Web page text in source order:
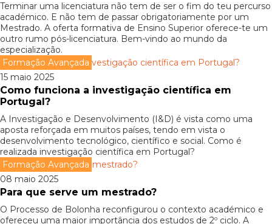
Terminar uma licenciatura não tem de ser o fim do teu percurso
académico. E não tem de passar obrigatoriamente por um
Mestrado. A oferta formativa de Ensino Superior oferece-te um
outro rumo pós-licenciatura. Bem-vindo ao mundo da
especialização.
Formação Avançada
15 maio 2025
Como funciona a investigação científica em
Portugal?
A Investigação e Desenvolvimento (I&D) é vista como uma
aposta reforçada em muitos países, tendo em vista o
desenvolvimento tecnológico, científico e social. Como é
realizada investigação científica em Portugal?
Formação Avançada
08 maio 2025
Para que serve um mestrado?
O Processo de Bolonha reconfigurou o contexto académico e
ofereceu uma maior importância dos estudos de 2º ciclo. A